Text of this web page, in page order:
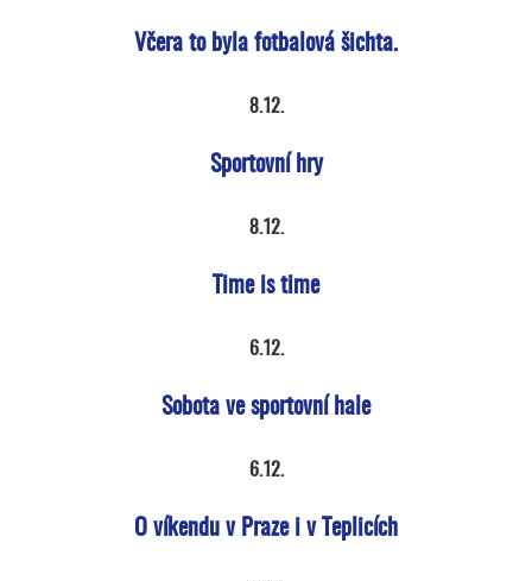
Včera to byla fotbalová šichta.
8.12.
Sportovní hry
8.12.
Time is time
6.12.
Sobota ve sportovní hale
6.12.
O víkendu v Praze i v Teplicích